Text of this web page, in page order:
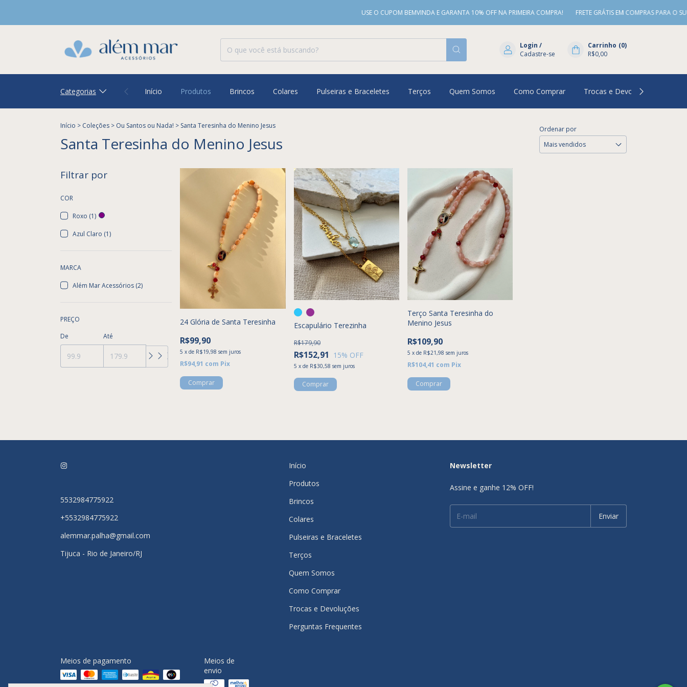
USE O CUPOM BEMVINDA E GARANTA 10% OFF NA PRIMEIRA COMPRA! FRETE GRÁTIS EM COMPRAS PARA O
Login /
Cadastre-se
Carrinho (0)
R$0,00
Categorias Início Produtos Brincos Colares Pulseiras e Braceletes Terços Quem Somos Como Comprar Trocas e Devoluções
Início > Coleções > Ou Santos ou Nada! > Santa Teresinha do Menino Jesus
Santa Teresinha do Menino Jesus
Ordenar por
Filtrar por
COR
Roxo (1)
Azul Claro (1)
MARCA
Além Mar Acessórios (2)
PREÇO
De
Até
24 Glória de Santa Teresinha
R$99,90
5 xde R$19,98 sem juros
R$94,91 com Pix
Escapulário Terezinha
R$152,91
R$179,90
15% OFF
5 x de R$30,58 sem juros
Comprar
Terço Santa Teresinha do
Menino Jesus
R$109,90
5 xde R$21,98 sem juros
R$104,41 com Pix
5532984775922
+5532984775922
alemmar.palha@gmail.com
Tijuca - Rio de Janeiro/RJ
Início
Produtos
Brincos
Colares
Pulseiras e Braceletes
Terços
Quem Somos
Como Comprar
Trocas e Devoluções
Perguntas Frequentes
Newsletter
Assine e ganhe 12% OFF!
Meios de pagamento
Meios de
envio